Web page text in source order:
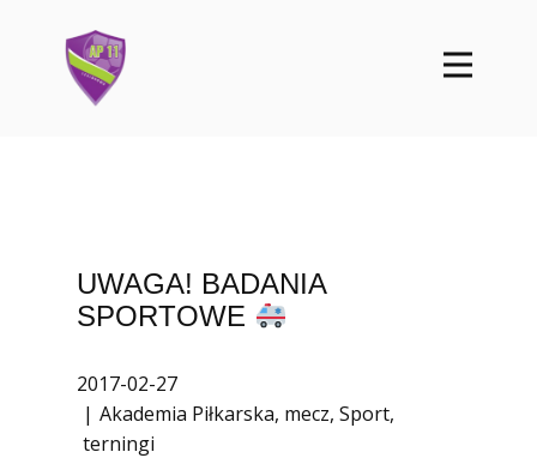
UWAGA! BADANIA
SPORTOWE
2017-02-27
Akademia Piłkarska, mecz, Sport,
terningi